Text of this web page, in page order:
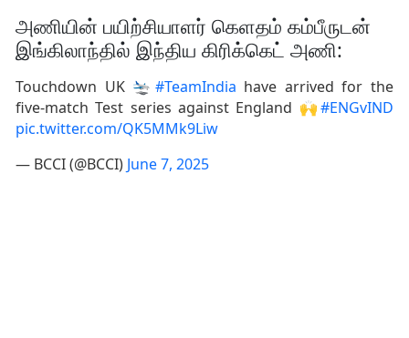
அணியின் பயிற்சியாளர் கெளதம் கம்பீருடன்
இங்கிலாந்தில் இந்திய கிரிக்கெட் அணி:
Touchdown UK 🛬 #TeamIndia have arrived for the
five-match Test series against England 🙌#ENGvIND
pic.twitter.com/QK5MMk9Liw
— BCCI (@BCCI) June 7, 2025